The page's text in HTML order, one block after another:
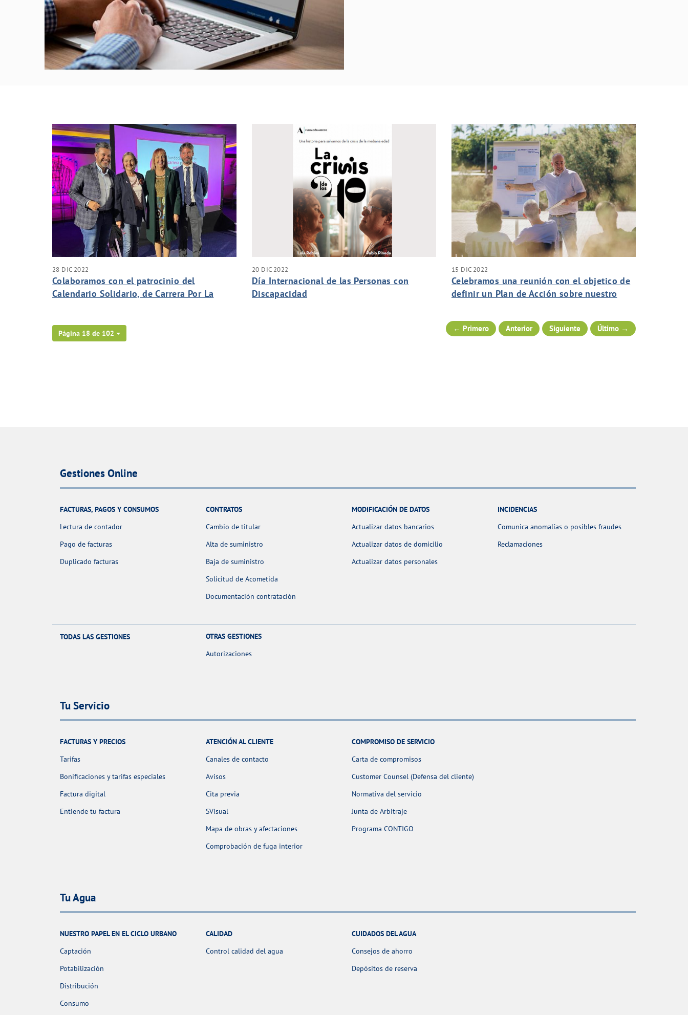
28 DIC 2022
Colaboramos con el patrocinio del
Calendario Solidario, de Carrera Por La
20 DIC 2022
Día Internacional de las Personas con
Discapacidad
15 DIC 2022
Celebramos una reunión con el objetico de
definir un Plan de Acción sobre nuestro
Página 18 de 102
← Primero Anterior Siguiente Último →
Gestiones Online
FACTURAS, PAGOS Y CONSUMOS
Lectura de contador
Pago de facturas
Duplicado facturas
CONTRATOS
Cambio de titular
Alta de suministro
Baja de suministro
Solicitud de Acometida
Documentación contratación
MODIFICACIÓN DE DATOS
Actualizar datos bancarios
Actualizar datos de domicilio
Actualizar datos personales
INCIDENCIAS
Comunica anomalías o posibles fraudes
Reclamaciones
TODAS LAS GESTIONES
OTRAS GESTIONES
Autorizaciones
Tu Servicio
FACTURAS Y PRECIOS
Tarifas
Bonificaciones y tarifas especiales
Factura digital
Entiende tu factura
ATENCIÓN AL CLIENTE
Canales de contacto
Avisos
Cita previa
SVisual
Mapa de obras y afectaciones
Comprobación de fuga interior
COMPROMISO DE SERVICIO
Carta de compromisos
Customer Counsel (Defensa del cliente)
Normativa del servicio
Junta de Arbitraje
Programa CONTIGO
Tu Agua
NUESTRO PAPEL EN EL CICLO URBANO
Captación
Potabilización
Distribución
Consumo
CALIDAD
Control calidad del agua
CUIDADOS DEL AGUA
Consejos de ahorro
Depósitos de reserva